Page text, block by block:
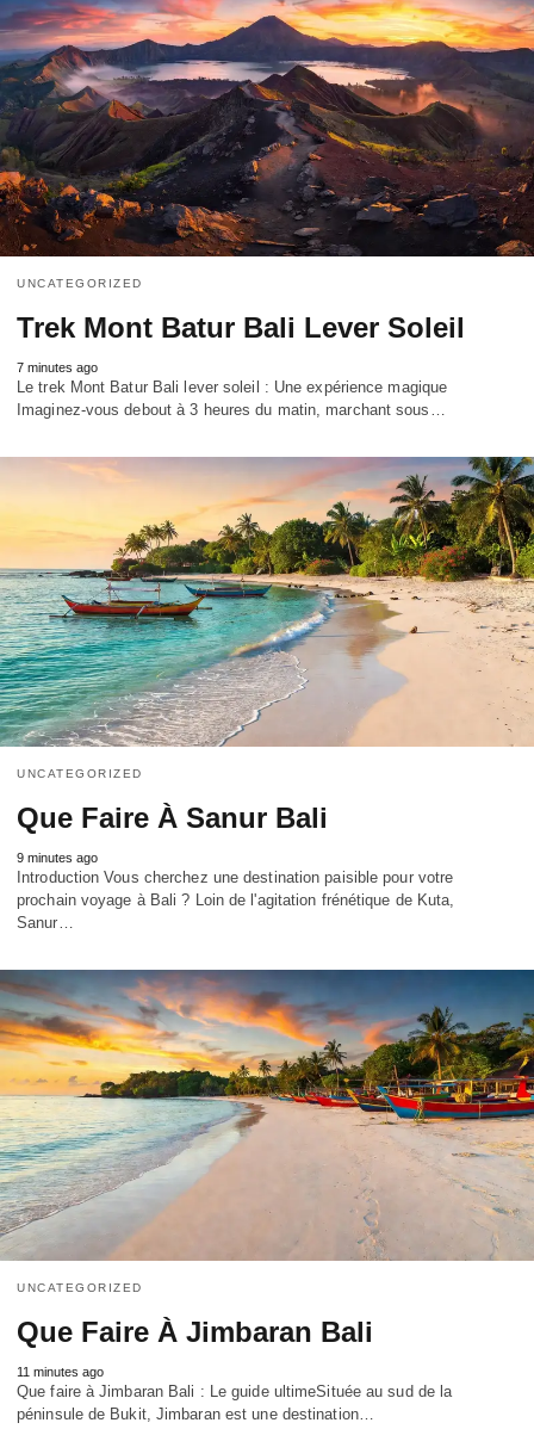
UNCATEGORIZED
Trek Mont Batur Bali Lever Soleil
7 minutes ago
Le trek Mont Batur Bali lever soleil : Une expérience magique
Imaginez-vous debout à 3 heures du matin, marchant sous…
UNCATEGORIZED
Que Faire À Sanur Bali
9 minutes ago
Introduction Vous cherchez une destination paisible pour votre
prochain voyage à Bali ? Loin de l'agitation frénétique de Kuta,
Sanur…
UNCATEGORIZED
Que Faire À Jimbaran Bali
11 minutes ago
Que faire à Jimbaran Bali : Le guide ultimeSituée au sud de la
péninsule de Bukit, Jimbaran est une destination…